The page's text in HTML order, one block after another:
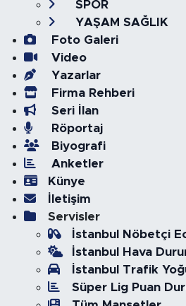
SPOR
YAŞAM SAĞLIK
Foto Galeri
Video
Yazarlar
Firma Rehberi
Seri İlan
Röportaj
Biyografi
Anketler
Künye
İletişim
Servisler
İstanbul Nöbetçi
İstanbul Hava
İstanbul Trafik
Süper Lig Puan